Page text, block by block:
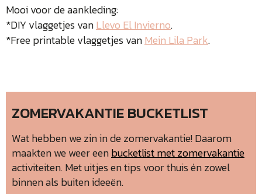
Mooi voor de aankleding:
*DIY vlaggetjes vanLlevo El Invierno.
*Free printable vlaggetjes vanMein Lila Park.
ZOMERVAKANTIE BUCKETLIST
Wat hebben we zin in de zomervakantie! Daarom
maakten we weer eenbucketlist met zomervakantie
activiteiten. Met uitjes en tips voor thuis én zowel
binnen als buiten ideeën.